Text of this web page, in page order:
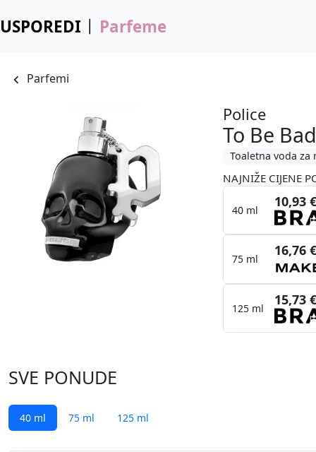
USPOREDI Parfeme
Parfemi
Police
To Be
Toaletna voda za
NAJNIŽE CIJENE
40 ml
10,93
75 ml
16,76
125 ml
15,73
SVE PONUDE
40 ml 75 ml 125 ml